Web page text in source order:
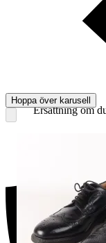
Ersättning om
Hoppa över karusell